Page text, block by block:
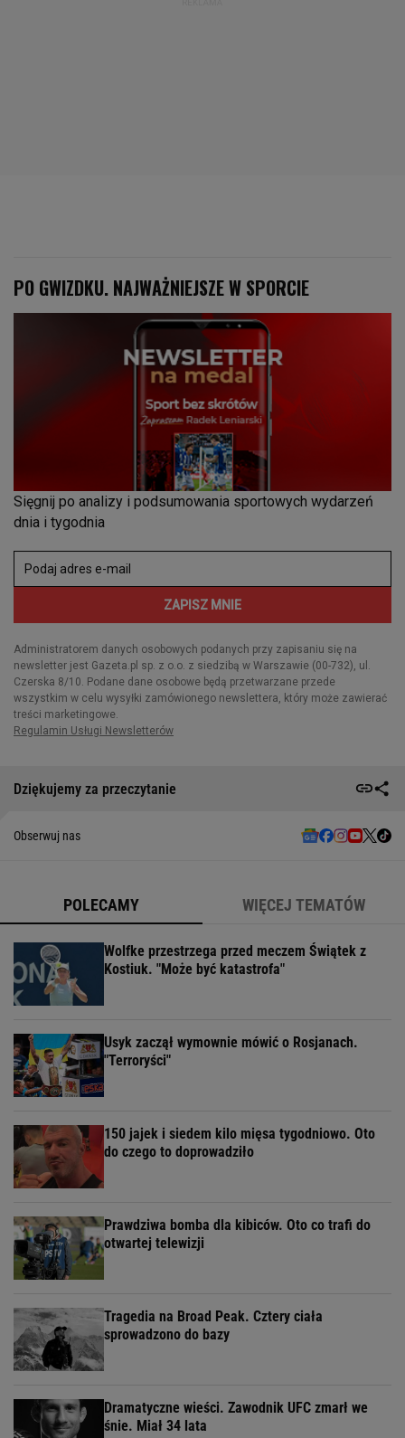
Dziękujemy za przeczytanie
Obserwuj nas
POLECAMY WIĘCEJ TEMATÓW
Wolfke przestrzega przed meczem Świątek z
Kostiuk. "Może być katastrofa"
Usyk zaczął wymownie mówić o Rosjanach.
"Terroryści"
150 jajek i siedem kilo mięsa tygodniowo. Oto
do czego to doprowadziło
Prawdziwa bomba dla kibiców. Oto co trafi do
otwartej telewizji
Tragedia na Broad Peak. Cztery ciała
sprowadzono do bazy
Dramatyczne wieści. Zawodnik UFC zmarł we
śnie. Miał 34 lata